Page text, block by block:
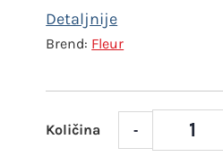
Fleur
-